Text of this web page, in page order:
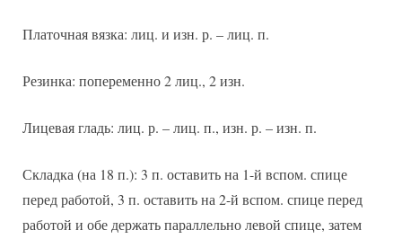
Платочная вязка: лиц. и изн. р. – лиц. п.
Резинка: попеременно 2 лиц., 2 изн.
Лицевая гладь: лиц. р. – лиц. п., изн. р. – изн. п.
Складка (на 18 п.): 3 п. оставить на 1-й вспом. спице
перед работой, 3 п. оставить на 2-й вспом. спице перед
работой и обе держать параллельно левой спице, затем